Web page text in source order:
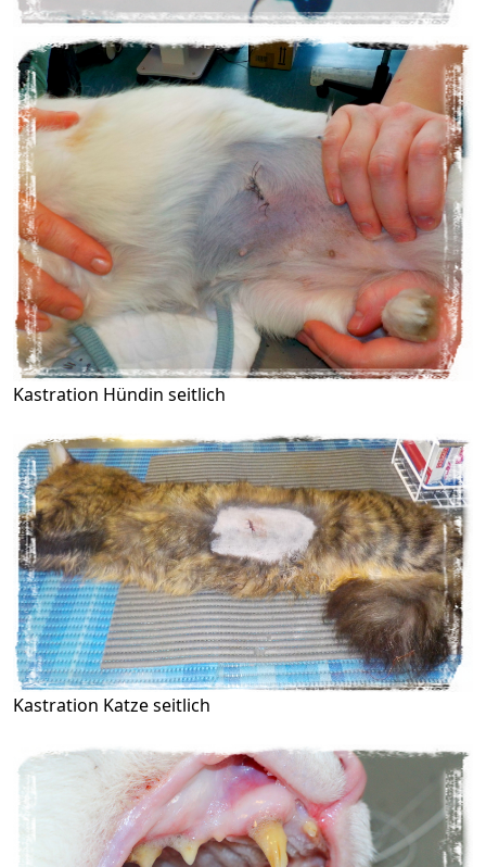
Kastration Hündin seitlich
Kastration Katze seitlich